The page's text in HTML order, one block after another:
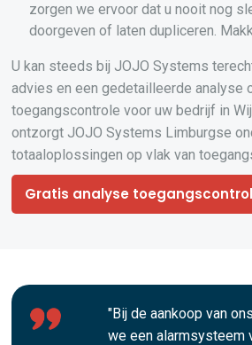
zorgen we ervoor dat u nooit nog
doorgeven of laten dupliceren.
U kan steeds bij JOJO Systems
advies en een gedetailleerde analyse
toegangscontrole voor uw bedrijf in
ontzorgt JOJO Systems Limburgse
totaaloplossingen op vlak van
Gratis analyse
"Bij de aankoop van
we een alarmsysteem